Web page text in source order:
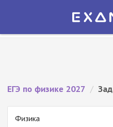
Экзамер — ЕГЭ 2027
ЕГЭ по физике 2027 /
Физика